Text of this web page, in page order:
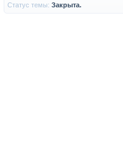
Статус темы: Закрыта.